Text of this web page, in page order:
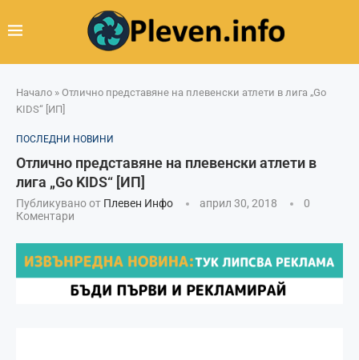
Начало » Отлично представяне на плевенски атлети в лига „Go
KIDS“ [ИП]
ПОСЛЕДНИ НОВИНИ
Отлично представяне на плевенски атлети в
лига „Go KIDS“ [ИП]
Публикувано от Плевен Инфо април 30, 2018
0
Коментари